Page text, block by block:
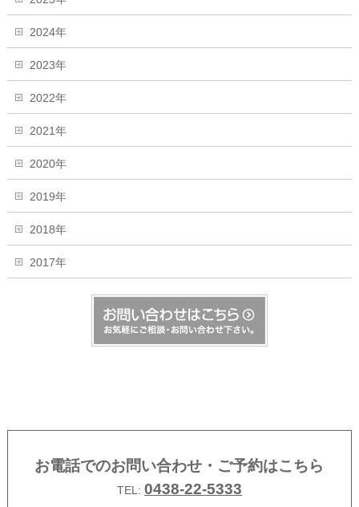
2024年
2023年
2022年
2021年
2020年
2019年
2018年
2017年
お電話でのお問い合わせ・ご予約はこちら
TEL: 0438-22-5333